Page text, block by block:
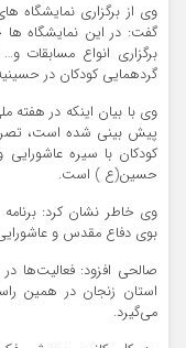
وی از برگزاری نمایشگاه
گفت: در این نمایشگاه
برگزاری انواع
گردهمایی کودکان در
وی با بیان اینکه در هفته
پیش بینی شده است،
کودکان با سیره
حسین(ع ) است.
وی خاطر نشان کرد:
بوی دفاع مقدس و
استان زنجان در همین
می‌گیرد.